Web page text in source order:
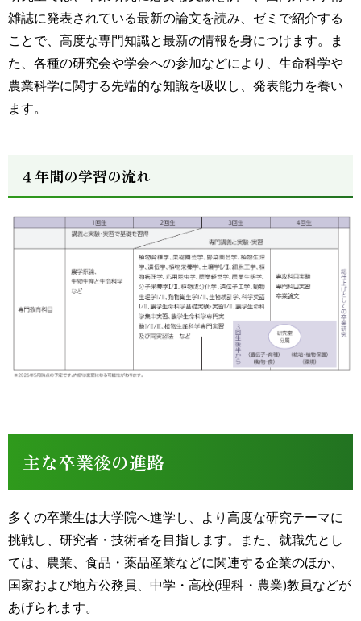
雑誌に発表されている最新の論文を読み、ゼミで紹介する
ことで、高度な専門知識と最新の情報を身につけます。ま
た、各種の研究会や学会への参加などにより、生命科学や
農業科学に関する先端的な知識を吸収し、発表能力を養い
ます。
４年間の学習の流れ
主な卒業後の進路
多くの卒業生は大学院へ進学し、より高度な研究テーマに
挑戦し、研究者・技術者を目指します。また、就職先とし
ては、農業、食品・薬品産業などに関連する企業のほか、
国家および地方公務員、中学・高校(理科・農業)教員などが
あげられます。